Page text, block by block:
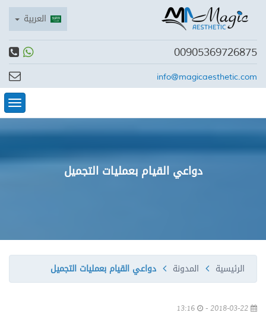
العربية
00905369726875
info@magicaesthetic.com
دواعي القيام بعمليات التجميل
الرئيسية المدونة دواعي القيام بعمليات التجميل